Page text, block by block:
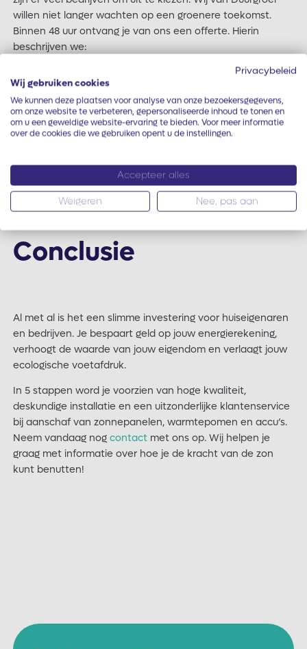
willen niet langer wachten op een groenere toekomst.
Binnen 48 uur ontvang je van ons een offerte. Hierin
beschrijven we:
Kwaliteitsproducten: Hoogwaardige zonnepanelen van
betrouwbare fabrikanten die lang meegaan en meetbare
prestaties leveren.
Deskundige installatie: Ons team van experts installeert
Uitzonderlijke service: van het beantwoorden van vragen
tot het bieden van voortdurende ondersteuning en
Conclusie
Al met al is het een slimme investering voor huiseigenaren
en bedrijven. Je bespaart geld op jouw energierekening,
verhoogt de waarde van jouw eigendom en verlaagt jouw
ecologische voetafdruk.
In 5 stappen word je voorzien van hoge kwaliteit,
deskundige installatie en een uitzonderlijke klantenservice
bij aanschaf van zonnepanelen, warmtepomen en accu’s.
Neem vandaag nogcontact met ons op. Wij helpen je
graag met informatie over hoe je de kracht van de zon
kunt benutten!
Privacybeleid
Wij gebruiken cookies
We kunnen deze plaatsen voor analyse van onze bezoekersgegevens,
om onze website te verbeteren, gepersonaliseerde inhoud te tonen en
om u een geweldige website-ervaring te bieden. Voor meer informatie
over de cookies die we gebruiken opent u de instellingen.
Accepteer alles
Weigeren Nee, pas aan